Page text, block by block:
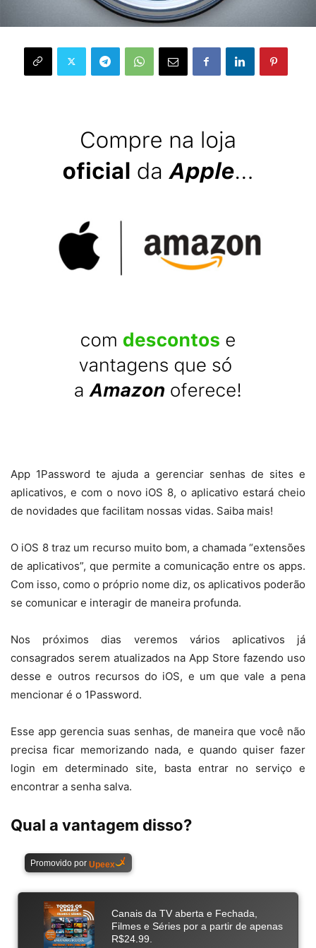
App 1Password te ajuda a gerenciar senhas de sites e
aplicativos, e com o novo iOS 8, o aplicativo estará cheio
de novidades que facilitam nossas vidas. Saiba mais!
O iOS 8 traz um recurso muito bom, a chamada “extensões
de aplicativos”, que permite a comunicação entre os apps.
Com isso, como o próprio nome diz, os aplicativos poderão
se comunicar e interagir de maneira profunda.
Nos próximos dias veremos vários aplicativos já
consagrados serem atualizados na App Store fazendo uso
desse e outros recursos do iOS, e um que vale a pena
mencionar é o 1Password.
Esse app gerencia suas senhas, de maneira que você não
precisa ficar memorizando nada, e quando quiser fazer
login em determinado site, basta entrar no serviço e
encontrar a senha salva.
Qual a vantagem disso?